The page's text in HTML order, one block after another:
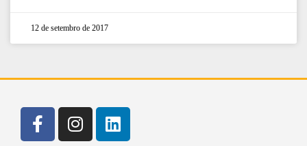
12 de setembro de 2017